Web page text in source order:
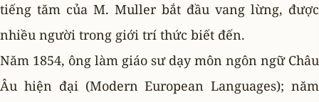
tiếng tăm của M. Muller bắt đầu vang lừng, được
nhiều người trong giới trí thức biết đến.
Năm 1854, ông làm giáo sư dạy môn ngôn ngữ Châu
Âu hiện đại (Modern European Languages); năm